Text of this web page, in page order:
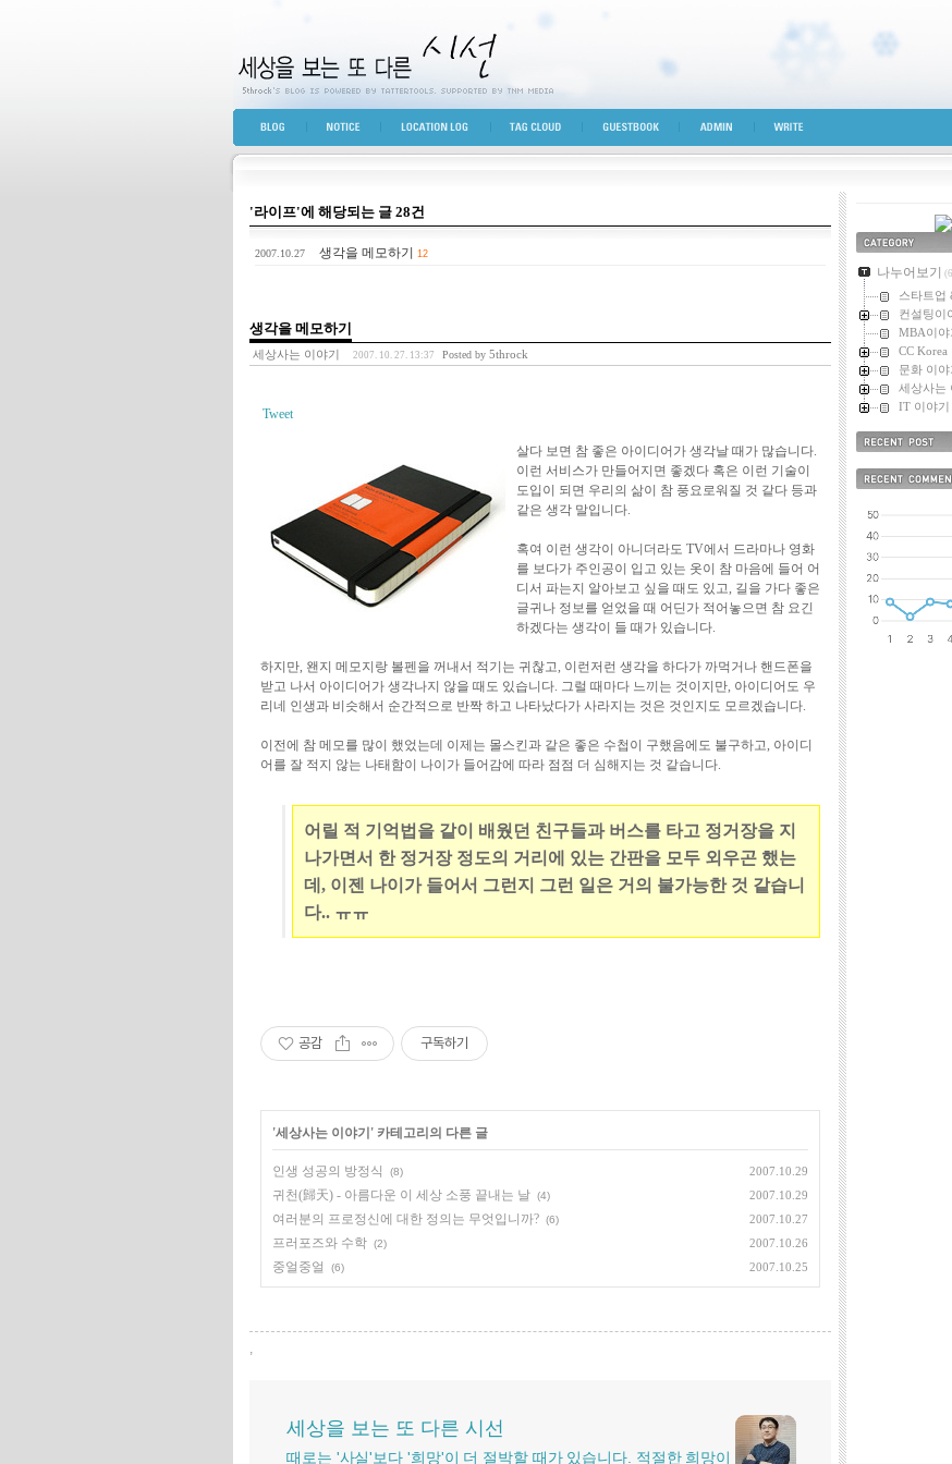
세상을 보는 또 다른 시선
BLOG TOP NOTICE LOCATION LOG TAG CLOUD GUESTBOOK ADMIN WRITE
'라이프'에 해당되는 글 28건
2007.10.27 생각을 메모하기 12
생각을 메모하기
세상사는 이야기 2007. 10. 27. 13:37 Posted by 5throck
Tweet
살다 보면 참 좋은 아이디어가 생각날 때가 많습니다.
이런 서비스가 만들어지면 좋겠다 혹은 이런 기술이
도입이 되면 우리의 삶이 참 풍요로워질 것 같다 등과
같은 생각 말입니다.
혹여 이런 생각이 아니더라도 TV에서 드라마나 영화
를 보다가 주인공이 입고 있는 옷이 참 마음에 들어 어
디서 파는지 알아보고 싶을 때도 있고, 길을 가다 좋은
글귀나 정보를 얻었을 때 어딘가 적어놓으면 참 요긴
하겠다는 생각이 들 때가 있습니다.
하지만, 왠지 메모지랑 볼펜을 꺼내서 적기는 귀찮고, 이런저런 생각을 하다가 까먹거나 핸드폰을
받고 나서 아이디어가 생각나지 않을 때도 있습니다. 그럴 때마다 느끼는 것이지만, 아이디어도 우
리네 인생과 비슷해서 순간적으로 반짝 하고 나타났다가 사라지는 것은 것인지도 모르겠습니다.
이전에 참 메모를 많이 했었는데 이제는 몰스킨과 같은 좋은 수첩이 구했음에도 불구하고, 아이디
어를 잘 적지 않는 나태함이 나이가 들어감에 따라 점점 더 심해지는 것 같습니다.
어릴 적 기억법을 같이 배웠던 친구들과 버스를 타고 정거장을 지
나가면서 한 정거장 정도의 거리에 있는 간판을 모두 외우곤 했는
데, 이젠 나이가 들어서 그런지 그런 일은 거의 불가능한 것 같습니
다.. ㅠㅠ
공감 구독하기
'세상사는 이야기 ' 카테고리의 다른 글
인생 성공의 방정식 (8) 2007.10.29
귀천(歸天) - 아름다운 이 세상 소풍 끝내는 날 (4) 2007.10.29
여러분의 프로정신에 대한 정의는 무엇입니까? (6) 2007.10.27
프러포즈와 수학 (2) 2007.10.26
중얼중얼 (6) 2007.10.25
,
세상을 보는 또 다른 시선
때로는 '사실'보다 '희망'이 더 절박할 때가 있습니다. 적절한 희망이
카테고리
나누어보기
스타트업
컨설팅이
MBA이야
CC Korea
문화 이야
세상사는
IT 이야기